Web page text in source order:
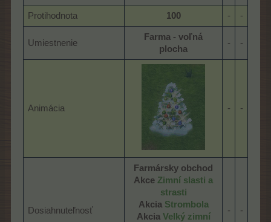
Protihodnota 100 -​ -​
Umiestnenie
Farma - voľná
plocha
-​ -​
Animácia -​ -​
Dosiahnuteľnosť
Farmársky obchod
Akce Zimní slasti a
strasti
Akcia Strombola
Akcia Velký zimní
-​ -​